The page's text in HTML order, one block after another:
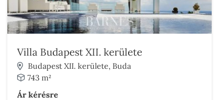
Villa Budapest XII. kerülete
Budapest XII. kerülete, Buda
743 m²
Ár kérésre